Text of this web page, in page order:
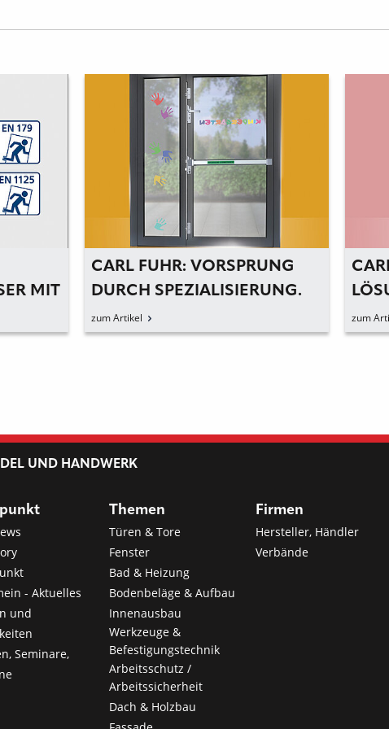
MIT
CARL FUHR: VORSPRUNG
DURCH SPEZIALISIERUNG.
zum Artikel zum
UND HANDWERK
- Aktuelles
und
Seminare,
Themen
Türen & Tore
Fenster
Bad & Heizung
Bodenbeläge & Aufbau
Innenausbau
Werkzeuge &
Befestigungstechnik
Arbeitsschutz /
Arbeitssicherheit
Dach & Holzbau
Firmen
Hersteller, Händler
Verbände